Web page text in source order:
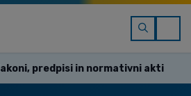
predpisi in normativni akti